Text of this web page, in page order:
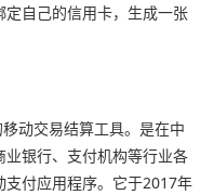
定自己的信用卡，生成一张
动交易结算工具。是在中
银行、支付机构等行业各
付应用程序。它于2017年